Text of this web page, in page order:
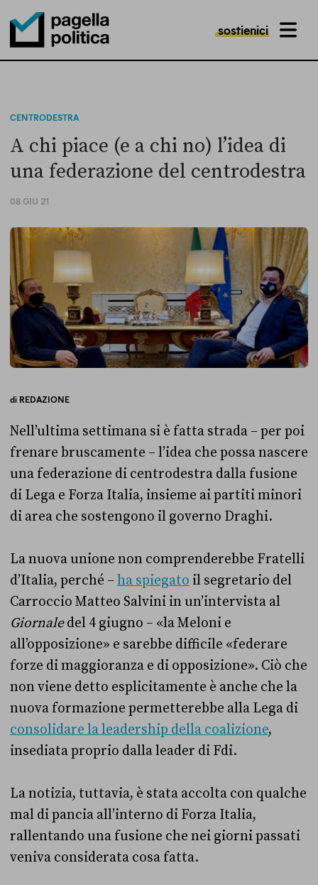
Pagella Politica Logo
sostienici MENU
CENTRODESTRA
A chi piace (e a chi no) l’idea di
una federazione del centrodestra
08 GIU 21
di REDAZIONE
Nell’ultima settimana si è fatta strada – per poi
frenare bruscamente – l’idea che possa nascere
una federazione di centrodestra dalla fusione
di Lega e Forza Italia, insieme ai partiti minori
di area che sostengono il governo Draghi.
La nuova unione non comprenderebbe Fratelli
d’Italia, perché – ha spiegato il segretario del
Carroccio Matteo Salvini in un’intervista al
Giornaledel 4 giugno – «la Meloni e
all’opposizione» e sarebbe difficile «federare
forze di maggioranza e di opposizione». Ciò che
non viene detto esplicitamente è anche che la
nuova formazione permetterebbe alla Lega di
consolidare la leadership della coalizione,
insediata proprio dalla leader di Fdi.
La notizia, tuttavia, è stata accolta con qualche
mal di pancia all’interno di Forza Italia,
rallentando una fusione che nei giorni passati
veniva considerata cosa fatta.